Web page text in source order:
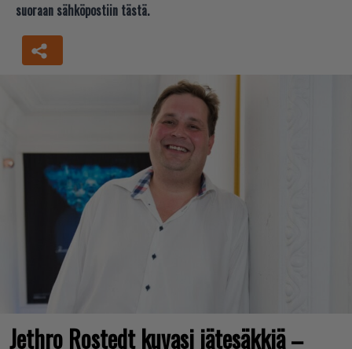
suoraan sähköpostiin tästä.
Jethro Rostedt kuvasi jätesäkkiä –